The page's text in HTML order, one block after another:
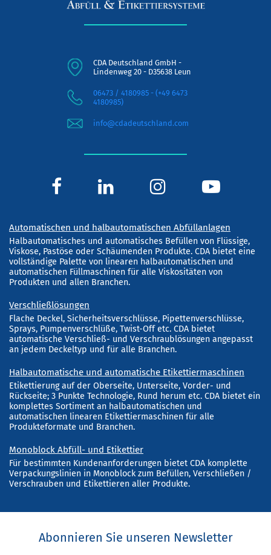
CDA Deutschland GmbH -
Lindenweg 20 - D35638 Leun
06473 / 4180985 - (+49 6473
4180985)
info@cdadeutschland.com
Automatischen und halbautomatischen Abfüllanlagen
Halbautomatisches und automatisches Befüllen von Flüssige,
Viskose, Pastöse oder Schäumenden Produkte. CDA bietet eine
vollständige Palette von linearen halbautomatischen und
automatischen Füllmaschinen für alle Viskositäten von
Produkten und allen Branchen.
Verschließlösungen
Flache Deckel, Sicherheitsverschlüsse, Pipettenverschlüsse,
Sprays, Pumpenverschlüße, Twist-Off etc. CDA bietet
automatische Verschließ- und Verschraublösungen angepasst
an jedem Deckeltyp und für alle Branchen.
Halbautomatische und automatische Etikettiermaschinen
Etikettierung auf der Oberseite, Unterseite, Vorder- und
Rückseite; 3 Punkte Technologie, Rund herum etc. CDA bietet ein
komplettes Sortiment an halbautomatischen und
automatischen linearen Etikettiermaschinen für alle
Produkteformate und Branchen.
Monoblock Abfüll- und Etikettier
Für bestimmten Kundenanforderungen bietet CDA komplette
Verpackungslinien in Monoblock zum Befüllen, Verschließen /
Verschrauben und Etikettieren aller Produkte.
Abonnieren Sie unseren Newsletter